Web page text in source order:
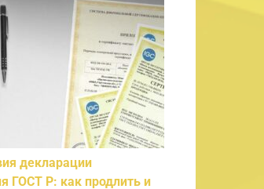
декларации
ГОСТ Р: как продлить и